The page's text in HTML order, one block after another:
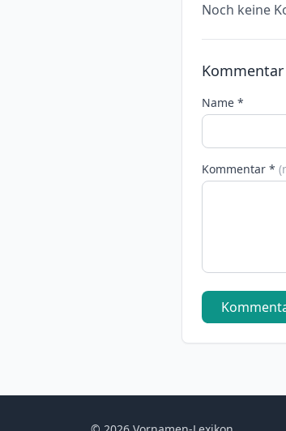
Noch keine
Name *
Kommentar *